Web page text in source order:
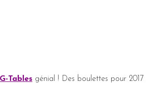
Tables génial ! Des boulettes pour 2017